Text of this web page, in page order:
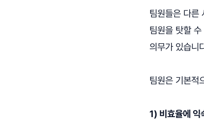
팀원들은 다른
팀원을 탓할
의무가 있습니
팀원은 기본적
1) 비효율에 익